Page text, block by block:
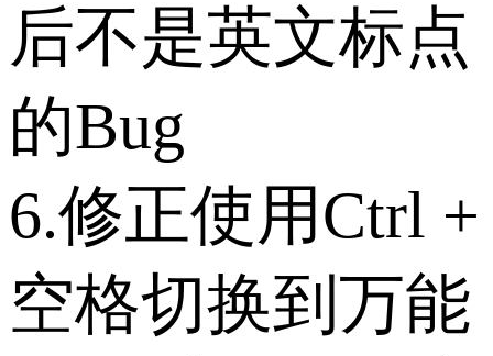
后不是英文标点
的Bug
6.修正使用Ctrl +
空格切换到万能